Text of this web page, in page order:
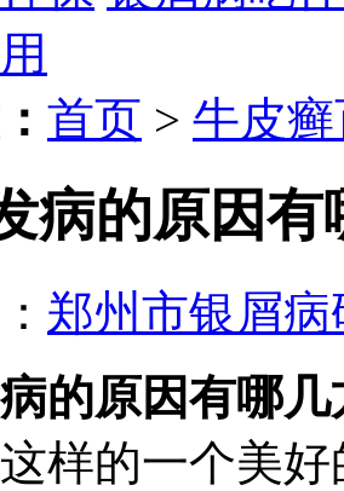
首页 > 牛皮
病的原因有
郑州市银屑病
的原因有哪几
样的一个美